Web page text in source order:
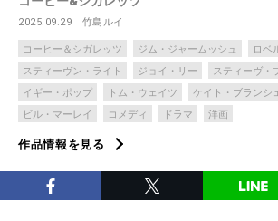
2025.09.29 竹島ルイ
コーヒー＆シガレッツ ジム・ジャームッシュ
ロベ
スティーヴン・ライト
ジョイ・リー
スティーヴ・
イギー・ポップ
トム・ウェイツ ケイト・ブランシ
ビル・マーレイ
コメディ ドラマ 洋画
作品情報を見る